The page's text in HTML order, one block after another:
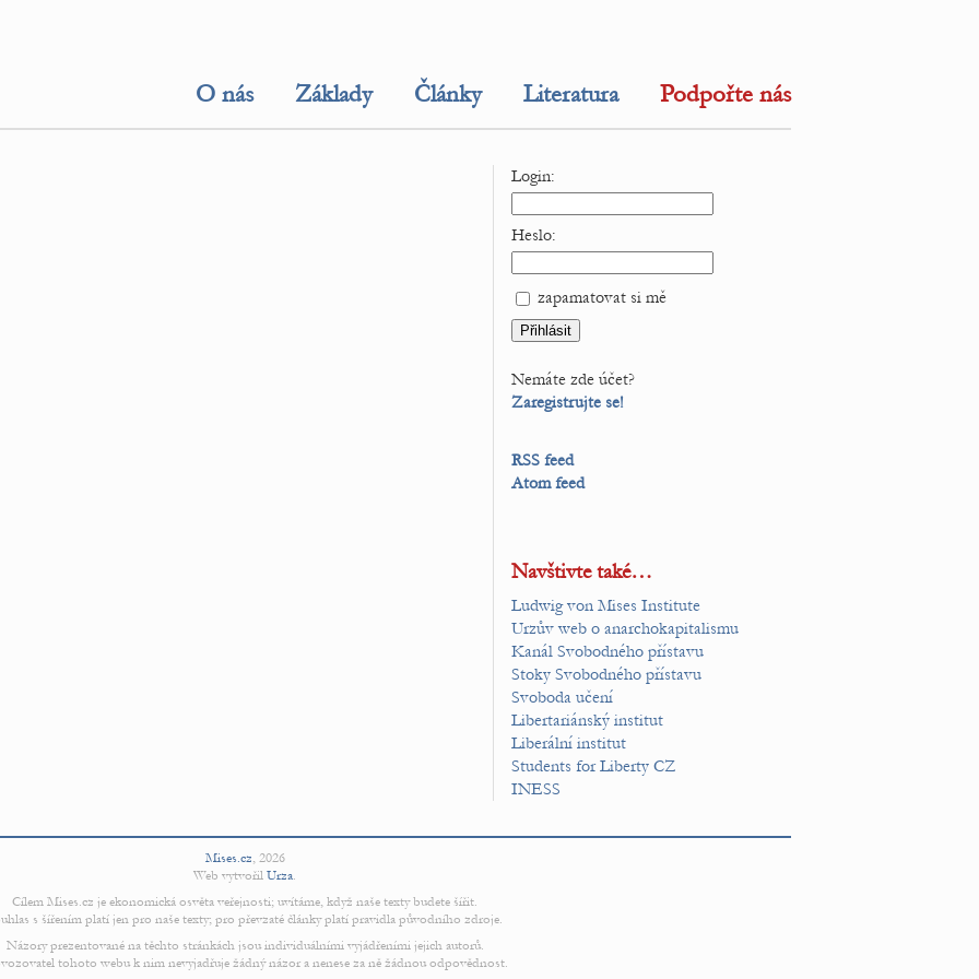
O nás Základy Články Literatura Podpořte nás
Login:
Heslo:
zapamatovat si mě
Nemáte zde účet?
Zaregistrujte se!
RSS feed
Atom feed
Navštivte také…
Ludwig von Mises Institute
Urzův web o anarchokapitalismu
Kanál Svobodného přístavu
Stoky Svobodného přístavu
Svoboda učení
Libertariánský institut
Liberální institut
Students for Liberty CZ
INESS
Mises.cz, 2026
Web vytvořil Urza.
Cílem Mises.cz je ekonomická osvěta veřejnosti; uvítáme, když naše texty budete šířit.
s šířením platí jen pro naše texty; pro převzaté články platí pravidla původního zdroje.
Názory prezentované na těchto stránkách jsou individuálními vyjádřeními jejich autorů.
tohoto webu k nim nevyjadřuje žádný názor a nenese za ně žádnou odpovědnost.